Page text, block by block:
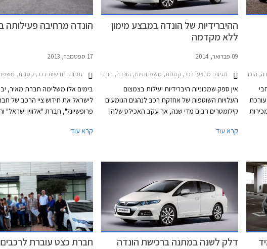
ג'אז הייבריד 2011-2015
ברחבי
עורכת
ההיברידיות של הונדה במבצע מימון
ללא מקדמה
09 פברואר, 2014
תגיות: מבצעי רכב, קטנות, משפחתיות, הונדה, הונדה אינסייט 2012-2014הונדה ג'אז הייבריד 2011-2015
אין ספק שמכוניות היברידיות יעילות בצמצום
העלויות השוטפות של אחזקת רכב לנהגים הגומעים
קילומטרים רבים מדי שנה, אך עקב האכילס שלהן
ייצור גבוהות של מערכת ההנעה המתקדמת. למרות
רכבים היברידיים מתקשים עד היום לתפוס נתח שוק
משמעותי.
קרא עוד
הונדה מרחיבה פעילותה
17 ספטמבר, 2013
תגיות: חדשות רכב, קטנות, משפחתיות, הונדה, הונדה
בימים אלו משלימה חברת מאיר,
לישראל את חידוש ציי הרכב של
פרופשיונל", חברת "אלווין ישראל"
חידוש ציי הרכב בוצע במסגרת
רכבי הונדה לציי רכב נוספים.
קרא עוד
דלק לשנה במתנה ברכישת הונדה
חברת כצט עוברת לרכבים